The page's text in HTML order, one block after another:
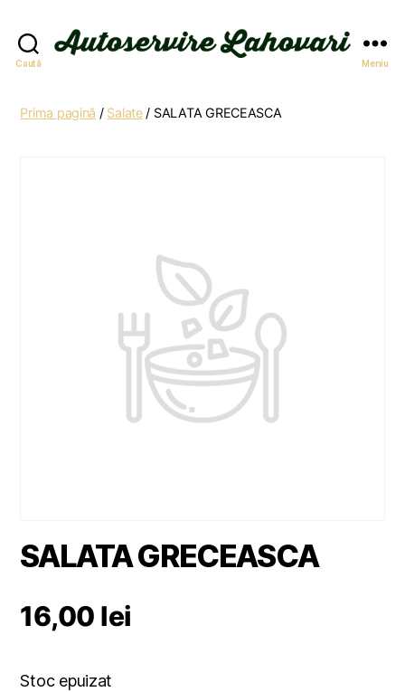
Caută Meniu
Prima pagină / Salate/ SALATA GRECEASCA
SALATA GRECEASCA
16,00 lei
Stoc epuizat